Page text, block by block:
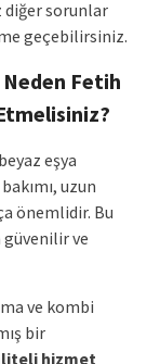
diğer sorunlar
geçebilirsiniz.
Neden Fetih
eşya
uzun
önemlidir. Bu
ve
ve kombi
bir
hizmet